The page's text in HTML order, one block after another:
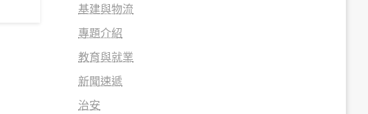
基建與物流
專題介紹
教育與就業
新聞速遞
治安